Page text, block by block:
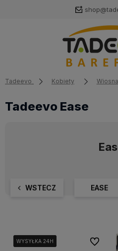
Tadeevo Kobiety
Tadeevo Ease
WSTECZ EASE
WYSYŁKA 24H
WYSYŁKA 24H
WYSYŁKA 24H Do